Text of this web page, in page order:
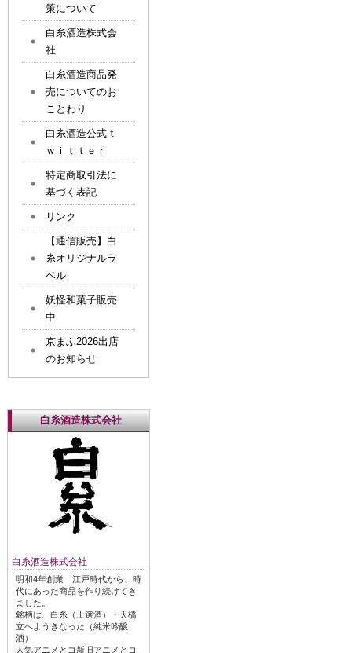
策について
白糸酒造株式会
社
白糸酒造商品発
売についてのお
ことわり
白糸酒造公式ｔ
ｗｉｔｔｅｒ
特定商取引法に
基づく表記
リンク
【通信販売】白
糸オリジナルラ
ベル
妖怪和菓子販売
中
京まふ2026出店
のお知らせ
白糸酒造株式会社
白糸酒造株式会社
明和4年創業 江戸時代から、時
代にあった商品を作り続けてき
ました。
銘柄は、白糸（上選酒）・天橋
立へようきなった（純米吟醸
酒）
人気アニメとコ新旧アニメとコ